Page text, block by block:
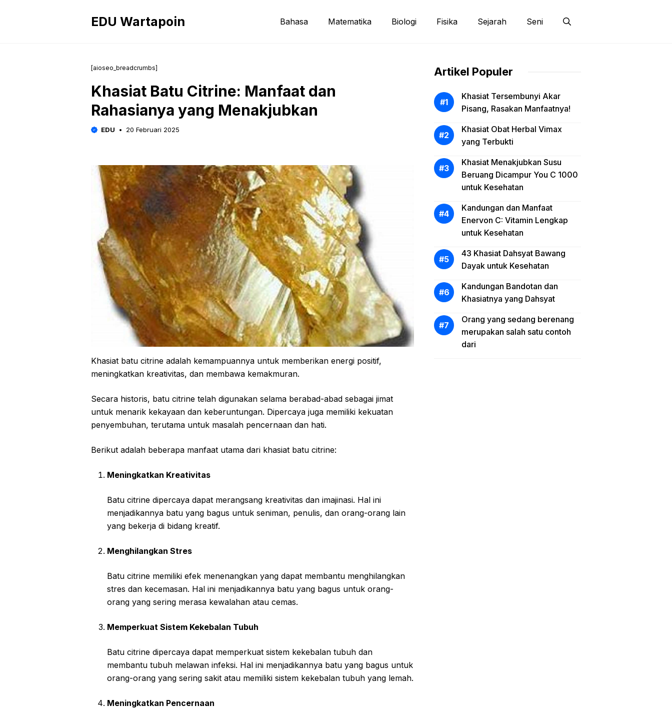
EDU Wartapoin Bahasa Matematika Biologi Fisika Sejarah Seni
[aioseo_breadcrumbs]
Khasiat Batu Citrine: Manfaat dan
Rahasianya yang Menakjubkan
EDU 20 Februari 2025
Khasiat batu citrine adalah kemampuannya untuk memberikan energi positif,
meningkatkan kreativitas, dan membawa kemakmuran.
Secara historis, batu citrine telah digunakan selama berabad-abad sebagai jimat
untuk menarik kekayaan dan keberuntungan. Dipercaya juga memiliki kekuatan
penyembuhan, terutama untuk masalah pencernaan dan hati.
Berikut adalah beberapa manfaat utama dari khasiat batu citrine:
Meningkatkan Kreativitas
Batu citrine dipercaya dapat merangsang kreativitas dan imajinasi. Hal ini
menjadikannya batu yang bagus untuk seniman, penulis, dan orang-orang lain
yang bekerja di bidang kreatif.
Menghilangkan Stres
Batu citrine memiliki efek menenangkan yang dapat membantu menghilangkan
stres dan kecemasan. Hal ini menjadikannya batu yang bagus untuk orang-
orang yang sering merasa kewalahan atau cemas.
Memperkuat Sistem Kekebalan Tubuh
Batu citrine dipercaya dapat memperkuat sistem kekebalan tubuh dan
membantu tubuh melawan infeksi. Hal ini menjadikannya batu yang bagus untuk
orang-orang yang sering sakit atau memiliki sistem kekebalan tubuh yang lemah.
Meningkatkan Pencernaan
Artikel Populer
Khasiat Tersembunyi Akar
Pisang, Rasakan Manfaatnya!
Khasiat Obat Herbal Vimax
yang Terbukti
Khasiat Menakjubkan Susu
Beruang Dicampur You C 1000
untuk Kesehatan
Kandungan dan Manfaat
Enervon C: Vitamin Lengkap
untuk Kesehatan
43 Khasiat Dahsyat Bawang
Dayak untuk Kesehatan
Kandungan Bandotan dan
Khasiatnya yang Dahsyat
Orang yang sedang berenang
merupakan salah satu contoh
dari